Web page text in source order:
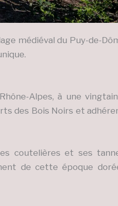
médiéval du Puy-de-
Alpes, à une
des Bois Noirs et
coutelières et ses
de cette époque